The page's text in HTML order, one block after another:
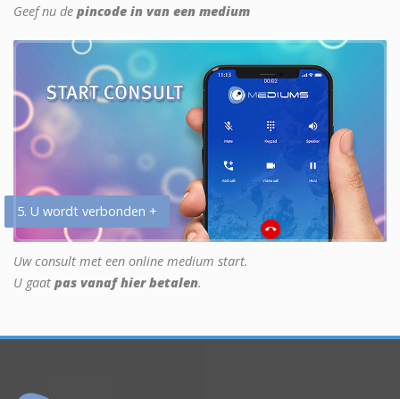
Geef nu de pincode in van een medium
5. U wordt verbonden +
Uw consult met een online medium start.
U gaat pas vanaf hier betalen.